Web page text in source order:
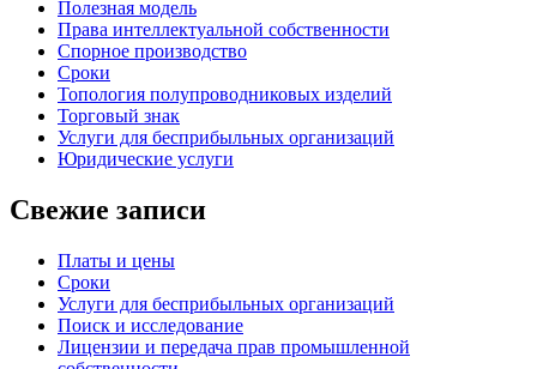
Полезная модель
Права интеллектуальной собственности
Спорное производство
Сроки
Топология полупроводниковых изделий
Торговый знак
Услуги для беcприбыльных организаций
Юридические услуги
Свежие записи
Платы и цены
Сроки
Услуги для беcприбыльных организаций
Поиск и исследование
Лицензии и передача прав промышленной